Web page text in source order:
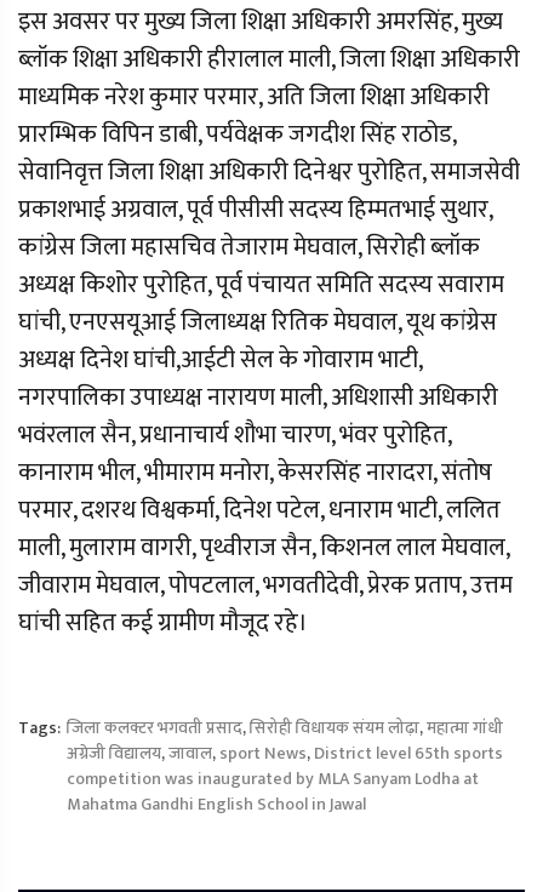
इस अवसर पर मुख्य जिला शिक्षा अधिकारी अमरसिंह, मुख्य
ब्लॉक शिक्षा अधिकारी हीरालाल माली, जिला शिक्षा अधिकारी
माध्यमिक नरेश कुमार परमार, अति जिला शिक्षा अधिकारी
प्रारम्भिक विपिन डाबी, पर्यवेक्षक जगदीश सिंह राठोड,
सेवानिवृत्त जिला शिक्षा अधिकारी दिनेश्वर पुरोहित, समाजसेवी
प्रकाशभाई अग्रवाल, पूर्व पीसीसी सदस्य हिम्मतभाई सुथार,
कांग्रेस जिला महासचिव तेजाराम मेघवाल, सिरोही ब्लॉक
अध्यक्ष किशोर पुरोहित, पूर्व पंचायत समिति सदस्य सवाराम
घांची, एनएसयूआई जिलाध्यक्ष रितिक मेघवाल, यूथ कांग्रेस
अध्यक्ष दिनेश घांची,आईटी सेल के गोवाराम भाटी,
नगरपालिका उपाध्यक्ष नारायण माली, अधिशासी अधिकारी
भवंरलाल सैन, प्रधानाचार्य शौभा चारण, भंवर पुरोहित,
कानाराम भील, भीमाराम मनोरा, केसरसिंह नारादरा, संतोष
परमार, दशरथ विश्वकर्मा, दिनेश पटेल, धनाराम भाटी, ललित
माली, मुलाराम वागरी, पृथ्वीराज सैन, किशनल लाल मेघवाल,
जीवाराम मेघवाल, पोपटलाल, भगवतीदेवी, प्रेरक प्रताप, उत्तम
घांची सहित कई ग्रामीण मौजूद रहे।
Tags: जिला कलक्टर भगवती प्रसाद,सिरोही विधायक संयम लोढ़ा,महात्मा गांधी
अग्रेजी विद्यालय,जावाल,sport News,District level 65th sports
competition was inaugurated by MLA Sanyam Lodha at
Mahatma Gandhi English School in Jawal